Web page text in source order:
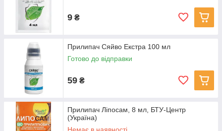
9 ₴
Прилипач Сяйво Екстра 100 мл
Готово до відправки
59 ₴
Прилипач Ліпосам, 8 мл, БТУ-Центр
(Україна)